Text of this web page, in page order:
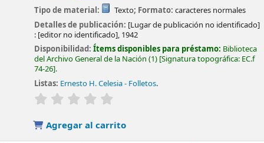
Tipo de material: Texto; Formato: caracteres normales
Detalles de publicación: [Lugar de publicación no identificado]
: [editor no identificado], 1942
Disponibilidad:Ítems disponibles para préstamo: Biblioteca
del Archivo General de la Nación (1) Signatura topográfica: EC.f
74-26 .
Listas: Ernesto H. Celesia - Folletos.
valoración
Agregar al carrito